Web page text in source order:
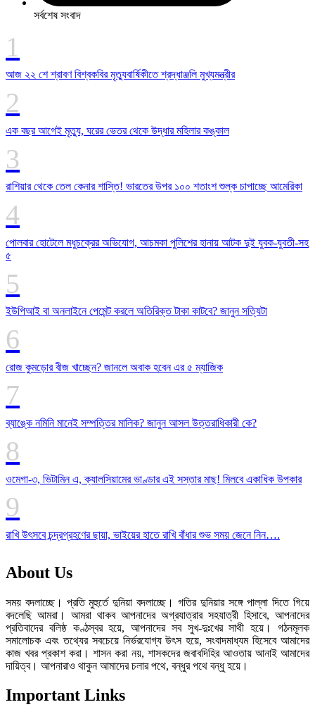
সর্বশেষ সংবাদ
আজ ২২ শে শ্রাবণ বিশ্বকবির মৃত্যুবার্ষিকীতে শ্রদ্ধাঞ্জলি মুখ্যমন্ত্রীর
এক বছর আগেই মৃত্যু, ঘরের ভেতর থেকে উদ্ধার মহিলার কঙ্কাল
রাশিয়ার থেকে তেল কেনার শাস্তি! ভারতের উপর ১০০ শতাংশ শুল্ক চাপাচ্ছে আমেরিকা
পোলবার হোটেলে মধুচক্রের অভিযোগ, আচমকা পুলিশের হানায় আটক দুই যুবক-যুবতী-সহ
৫
ইউপিআই বা অনলাইনে পেমেন্ট করলে অতিরিক্ত টাকা কাটবে? জানুন সত্যিটা
রোজ কুমড়োর বীজ খাচ্ছেন? জানলে অবাক হবেন এর ৫ ম্যাজিক
ব্যাঙ্কে নমিনি মানেই সম্পত্তির মালিক? জানুন আসল উত্তরাধিকারী কে?
ওমেগা-৩, ভিটামিন এ, ক্যালসিয়ামের ভাণ্ডার এই সস্তার মাছ! মিলবে একাধিক উপকার
রাখি উৎসবে চন্দ্রগ্রহণের ছায়া, ভাইয়ের হাতে রাখি বাঁধার শুভ সময় জেনে নিন….
About Us
সময় বদলাচ্ছে। প্রতি মুহুর্তে দুনিয়া বদলাচ্ছে। গতির দুনিয়ার সঙ্গে পাল্লা দিতে গিয়ে
বদলেছি আমরা। আমরা থাকব আপনাদের অগ্রযাত্রার সহযাত্রী হিসাবে, আপনাদের
প্রতিবাদের বলিষ্ঠ কণ্ঠস্বর হয়ে, আপনাদের সব সুখ-দুঃখের সাথী হয়ে। গঠনমূলক
সমালোচক এবং তথ্যের সবচেয়ে নির্ভরযোগ্য উ‍ৎস হয়ে, সংবাদমাধ্যম হিসেবে আমাদের
কাজ খবর প্রকাশ করা। শাসন করা নয়, শাসকদের জবাবদিহির আওতায় আনাই আমাদের
দায়িত্ব। আপনারাও থাকুন আমাদের চলার পথে, বন্ধুর পথে বন্ধু হয়ে।
Important Links